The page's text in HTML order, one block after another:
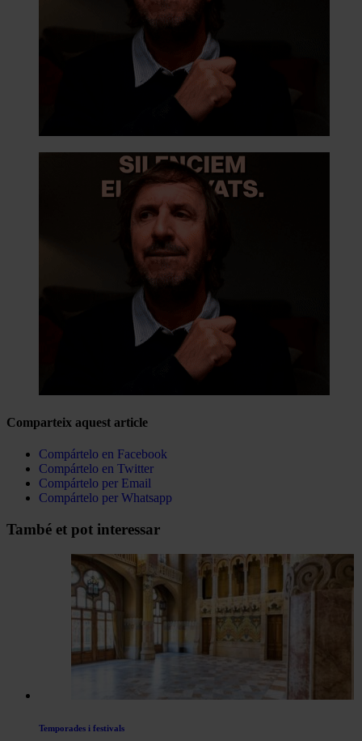
Comparteix aquest article
Compártelo en Facebook
Compártelo en Twitter
Compártelo per Email
Compártelo per Whatsapp
Navegar
També et pot interessar
Temporades i festivals